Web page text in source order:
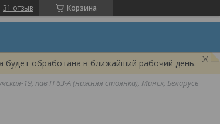
Корзина
31 отзыв
будет обработана в ближайший рабочий день.
19, пав П 63-А (нижняя стоянка), Минск, Беларусь